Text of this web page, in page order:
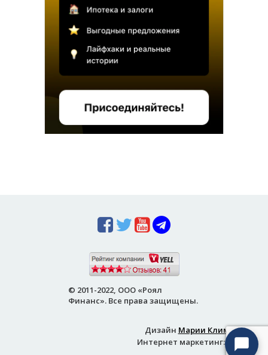
© 2011-2022, ООО «Роял
Финанс». Все права защищены.
Дизайн Марии Климовой
Интернет маркетинг: Ksentra